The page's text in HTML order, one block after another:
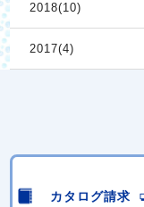
2018(10)
2017(4)
カタログ請求